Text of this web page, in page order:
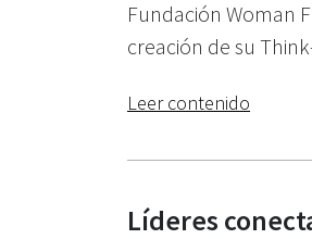
Fundación Woman
creación de su
Leer contenido
Líderes